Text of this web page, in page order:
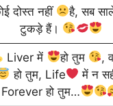
दोस्त नहीं है, सब
टुकड़े हैं।
Liver में हो तुम
,
हो तुम, Life में न
Forever हो तुम…